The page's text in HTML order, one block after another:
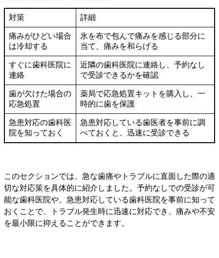
対策 詳細
痛みがひどい場合
は冷却する
氷を布で包んで痛みを感じる部分に
当て、痛みを和らげる
すぐに歯科医院に
連絡
近隣の歯科医院に連絡し、予約なし
で受診できるかを確認
歯が欠けた場合の
応急処置
薬局で応急処置キットを購入し、一
時的に歯を保護
急患対応の歯科医
院を知っておく
急患対応している歯医者を事前に調
べておくと、迅速に受診できる
このセクションでは、急な歯痛やトラブルに直面した際の適
切な対応策を具体的に紹介しました。予約なしでの受診が可
能な歯科医院や、急患対応している歯科医院を事前に知って
おくことで、トラブル発生時に迅速に対応でき、痛みや不安
を最小限に抑えることができます。